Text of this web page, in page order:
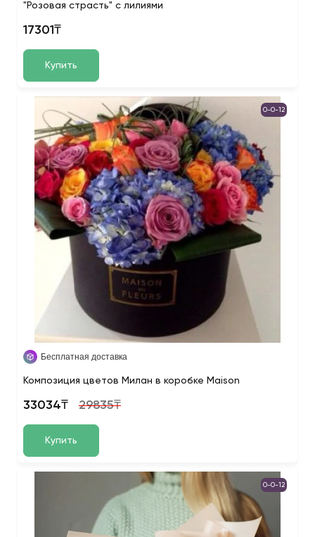
"Розовая страсть" с лилиями
17301₸
Купить
0-0-12
Бесплатная доставка
Композиция цветов Милан в коробке Maison
33034₸ 29835₸
Купить
0-0-12